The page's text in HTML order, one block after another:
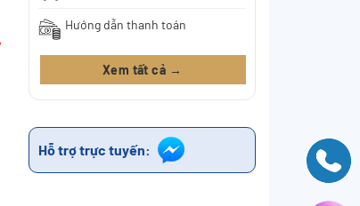
Hướng dẫn thanh toán
Xem tất cả →
Hỗ trợ trực tuyến: